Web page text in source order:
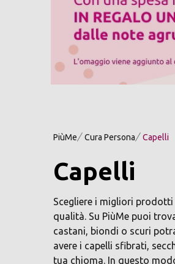
PiùMe Cura Persona Capelli
Capelli
Scegliere i migliori
qualità. Su PiùMe puoi
castani, biondi o scuri
avere i capelli sfibrati,
tua chioma. In questo